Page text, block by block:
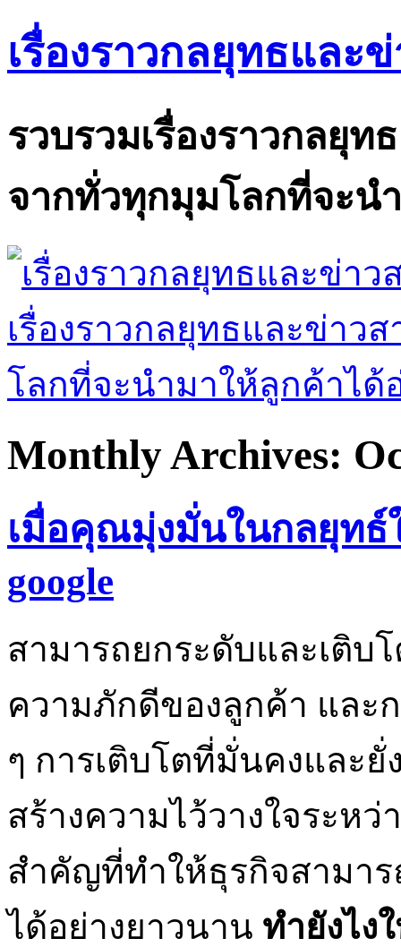
เรื่องราวกลยุทธและ
รวบรวมเรื่องราวกลยุ
จากทั่วทุกมุมโลกที่จะน
Monthly Archives:
เมื่อคุณมุ่งมั่นในกลยุทธ์
google
สามารถยกระดับและเติบ
ความภักดีของลูกค้า และ
ๆ การเติบโตที่มั่นคงและ
สร้างความไว้วางใจระห
สำคัญที่ทำให้ธุรกิจสามา
ได้อย่างยาวนาน ทํายังไง